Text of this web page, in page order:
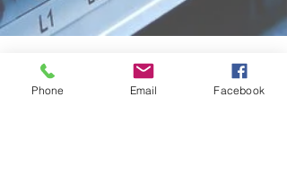
Phone Email Facebook